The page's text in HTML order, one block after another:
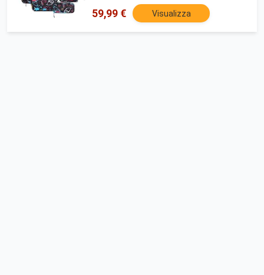
59,99 € Visualizza